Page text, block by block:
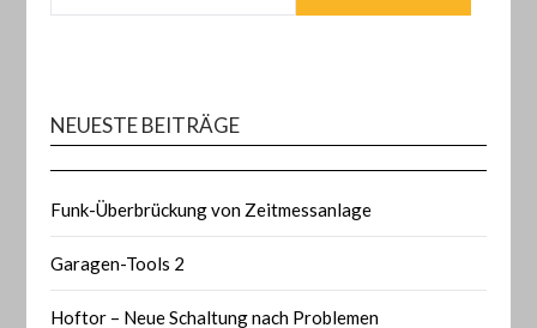
NEUESTE BEITRÄGE
Funk-Überbrückung von Zeitmessanlage
Garagen-Tools 2
Hoftor – Neue Schaltung nach Problemen